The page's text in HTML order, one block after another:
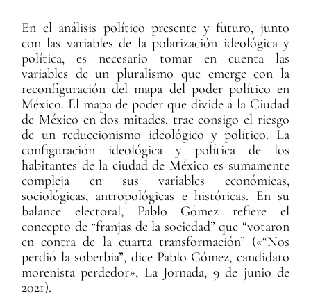
En el análisis político presente y futuro, junto
con las variables de la polarización ideológica y
política, es necesario tomar en cuenta las
variables de un pluralismo que emerge con la
reconfiguración del mapa del poder político en
México. El mapa de poder que divide a la Ciudad
de México en dos mitades, trae consigo el riesgo
de un reduccionismo ideológico y político. La
configuración ideológica y política de los
habitantes de la ciudad de México es sumamente
compleja en sus variables económicas,
sociológicas, antropológicas e históricas. En su
balance electoral, Pablo Gómez refiere el
concepto de “franjas de la sociedad” que “votaron
en contra de la cuarta transformación” («“Nos
perdió la soberbia”, dice Pablo Gómez, candidato
morenista perdedor», La Jornada, 9 de junio de
2021).